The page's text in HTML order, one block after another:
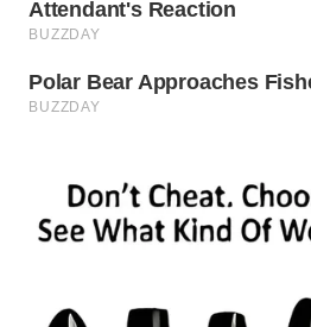
TANGERANG
WN
WN